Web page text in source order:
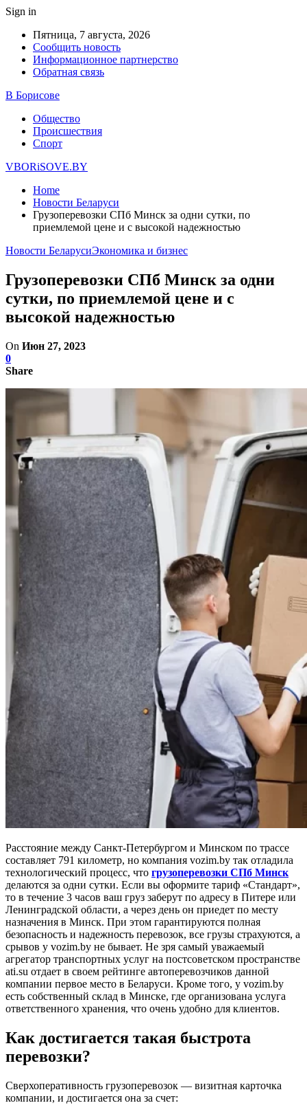
Sign in
Пятница, 7 августа, 2026
Сообщить новость
Информационное партнерство
Обратная связь
В Борисове
Общество
Происшествия
Спорт
VBORiSOVE.BY
Home
Новости Беларуси
Грузоперевозки СПб Минск за одни сутки, по
приемлемой цене и с высокой надежностью
Новости БеларусиЭкономика и бизнес
Грузоперевозки СПб Минск за одни
сутки, по приемлемой цене и с
высокой надежностью
On Июн 27, 2023
0
Share
Расстояние между Санкт-Петербургом и Минском по трассе
составляет 791 километр, но компания vozim.by так отладила
технологический процесс, что грузоперевозки СПб Минск
делаются за одни сутки. Если вы оформите тариф «Стандарт»,
то в течение 3 часов ваш груз заберут по адресу в Питере или
Ленинградской области, а через день он приедет по месту
назначения в Минск. При этом гарантируются полная
безопасность и надежность перевозок, все грузы страхуются, а
срывов у vozim.by не бывает. Не зря самый уважаемый
агрегатор транспортных услуг на постсоветском пространстве
ati.su отдает в своем рейтинге автоперевозчиков данной
компании первое место в Беларуси. Кроме того, у vozim.by
есть собственный склад в Минске, где организована услуга
ответственного хранения, что очень удобно для клиентов.
Как достигается такая быстрота
перевозки?
Сверхоперативность грузоперевозок — визитная карточка
компании, и достигается она за счет: